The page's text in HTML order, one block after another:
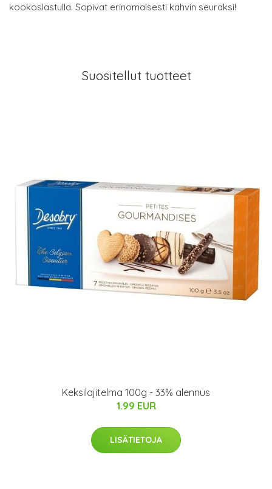
kookoslastulla. Sopivat erinomaisesti kahvin seuraksi!
Suositellut tuotteet
Keksilajitelma 100g - 33% alennus
1.99 EUR
LISÄTIETOJA